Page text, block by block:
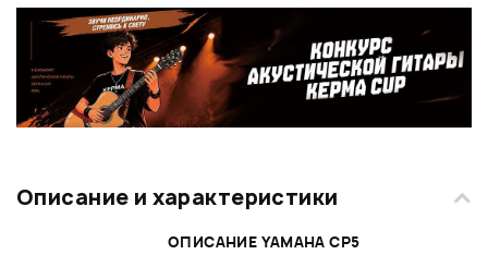
Описание и характеристики
ОПИСАНИЕ YAMAHA CP5